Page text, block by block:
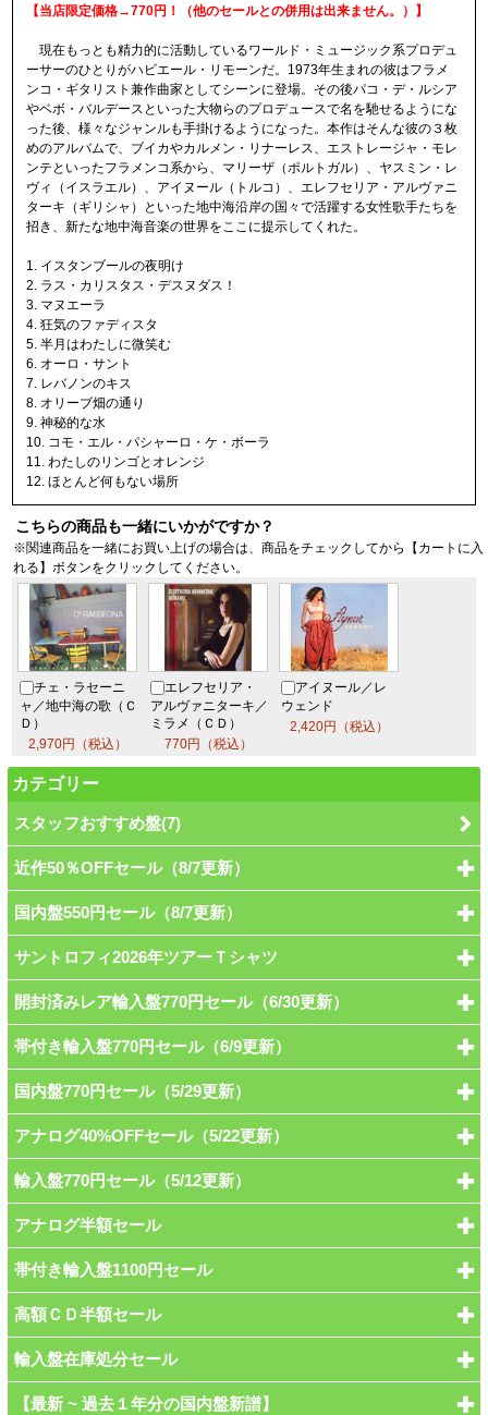
【当店限定価格→770円！（他のセールとの併用は出来ません。）】
現在もっとも精力的に活動しているワールド・ミュージック系プロデュ
ーサーのひとりがハビエール・リモーンだ。1973年生まれの彼はフラメ
ンコ・ギタリスト兼作曲家としてシーンに登場。その後パコ・デ・ルシア
やベボ・バルデースといった大物らのプロデュースで名を馳せるようにな
った後、様々なジャンルも手掛けるようになった。本作はそんな彼の３枚
めのアルバムで、ブイカやカルメン・リナーレス、エストレージャ・モレ
ンテといったフラメンコ系から、マリーザ（ポルトガル）、ヤスミン・レ
ヴィ（イスラエル）、アイヌール（トルコ）、エレフセリア・アルヴァニ
ターキ（ギリシャ）といった地中海沿岸の国々で活躍する女性歌手たちを
招き、新たな地中海音楽の世界をここに提示してくれた。
1. イスタンブールの夜明け
2. ラス・カリスタス・デスヌダス！
3. マヌエーラ
4. 狂気のファディスタ
5. 半月はわたしに微笑む
6. オーロ・サント
7. レバノンのキス
8. オリーブ畑の通り
9. 神秘的な水
10. コモ・エル・パシャーロ・ケ・ボーラ
11. わたしのリンゴとオレンジ
12. ほとんど何もない場所
こちらの商品も一緒にいかがですか？
※関連商品を一緒にお買い上げの場合は、商品をチェックしてから【カートに入
れる】ボタンをクリックしてください。
チェ・ラセーニ
ャ／地中海の歌（Ｃ
Ｄ）
2,970円（税込）
エレフセリア・
アルヴァニターキ／
ミラメ（ＣＤ）
770円（税込）
アイヌール／レ
ウェンド
2,420円（税込）
カテゴリー
スタッフおすすめ盤(7)
近作50％OFFセール（8/7更新）
国内盤550円セール（8/7更新）
サントロフィ2026年ツアーＴシャツ
開封済みレア輸入盤770円セール（6/30更新）
帯付き輸入盤770円セール（6/9更新）
国内盤770円セール（5/29更新）
アナログ40%OFFセール（5/22更新）
輸入盤770円セール（5/12更新）
アナログ半額セール
帯付き輸入盤1100円セール
高額ＣＤ半額セール
輸入盤在庫処分セール
【最新 ~ 過去１年分の国内盤新譜】